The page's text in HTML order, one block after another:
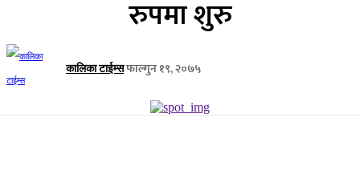
रुपमा शुरु
कालिका टाईम्सफाल्गुन १९, २०७५